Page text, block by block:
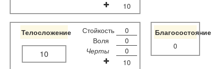
10
Телосложение
10
Стойкость
0
Воля
0
Черты
0
10
Благосостояние
0